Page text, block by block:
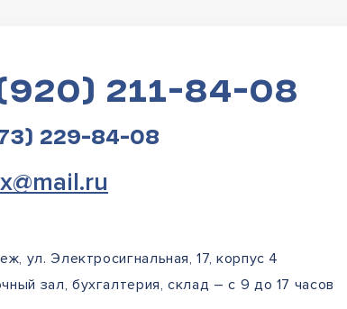
211-84-08
229-84-08
ул. Электросигнальная, 17, корпус 4
зал, бухгалтерия, склад – с 9 до 17 часов